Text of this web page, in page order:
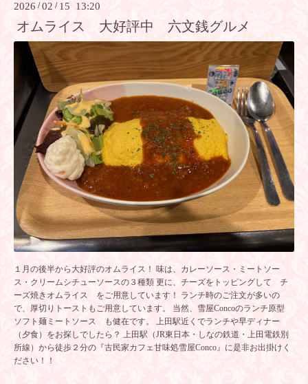
2026 /02 / 15 13:20
オムライス 大好評中 六文銭グルメ
１月の後半から大好評のオムライス！ 味は、カレーソース・ミートソー
ス・クリームシチューソースの３種類 更に、チーズをトッピングして チ
ーズ焼きオムライス をご用意しています！ ランチ時のご注文が多いの
で、厚切りトーストもご用意しています。 当然、雪屋Concoのランチ原型
ソフト麺ミートソース も健在です。 上田駅近くでランチや早ディナー
（夕食）をお探しでしたら？ 上田駅（JR東日本・しなの鉄道・上田電鉄別
所線）から徒歩２分の『古民家カフェ甘味処雪屋Conco』に是非お出掛けく
ださい！！